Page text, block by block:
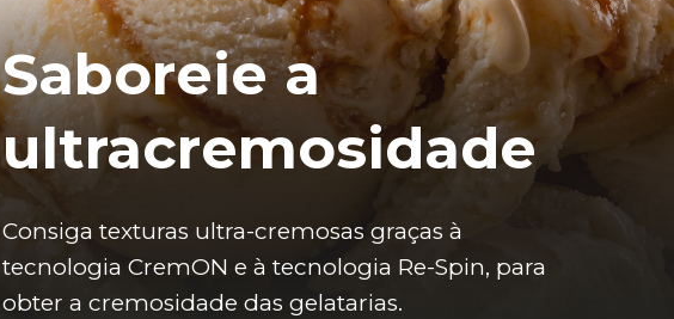
Saboreie a
ultracremosidade
Consiga texturas ultra-cremosas graças à
tecnologia CremON e à tecnologia Re-Spin, para
obter a cremosidade das gelatarias.